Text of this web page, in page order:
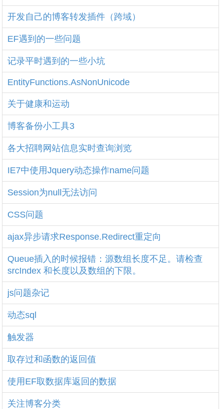
开发自己的博客转发插件（跨域）
EF遇到的一些问题
记录平时遇到的一些小坑
EntityFunctions.AsNonUnicode
关于健康和运动
博客备份小工具3
各大招聘网站信息实时查询浏览
IE7中使用Jquery动态操作name问题
Session为null无法访问
CSS问题
ajax异步请求Response.Redirect重定向
Queue插入的时候报错：源数组长度不足。请检查
srcIndex 和长度以及数组的下限。
js问题杂记
动态sql
触发器
取存过和函数的返回值
使用EF取数据库返回的数据
关注博客分类